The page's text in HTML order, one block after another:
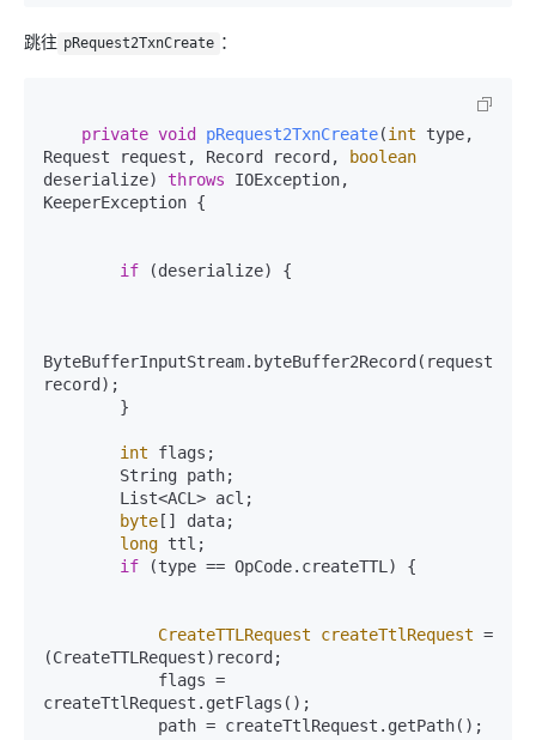
跳往 pRequest2TxnCreate ：
private void pRequest2TxnCreate(int type,
Request request, Record record,
boolean
deserialize)
throws IOException,
KeeperException {
if (deserialize) {
record);
int flags;
byte [] data;
long ttl;
if (type == OpCode.createTTL) {
CreateTTLRequest createTtlRequest =
(CreateTTLRequest)record;
createTtlRequest.getFlags();